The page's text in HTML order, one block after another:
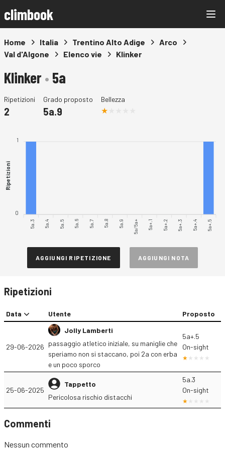
climbook
Home Italia Trentino Alto Adige
Arco
Val d'Algone
Elenco vie Klinker
Klinker• 5a
Ripetizioni
2
Grado proposto
5a.9
Bellezza
1
0
Ripetizioni
5a.3 5a.4 5a.5 5a.6 5a.7 5a.8 5a.9 5a/5a+ 5a+.1 5a+.2 5a+.3 5a+.4 5a+.5
AGGIUNGI RIPETIZIONE AGGIUNGI NOTA
Ripetizioni
Data Utente Proposto
29-06-2026
Jolly Lamberti
passaggio atletico iniziale, su maniglie che
speriamo non si staccano, poi 2a con erba
e un poco sporco
5a+.5
On-sight
25-06-2025
Tappetto
Pericolosa rischio distacchi
5a.3
On-sight
Commenti
Nessun commento